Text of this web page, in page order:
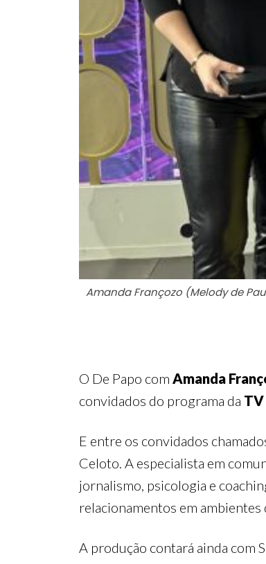
Amanda Françozo (Melody de
O De Papo com Amanda
convidados do programa da
E entre os convidados
Celoto. A especialista em
jornalismo, psicologia e
relacionamentos em ambientes
A produção contará ainda com